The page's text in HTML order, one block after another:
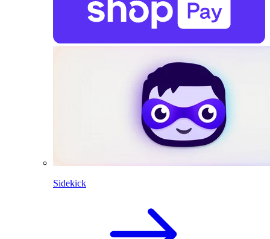
Sidekick